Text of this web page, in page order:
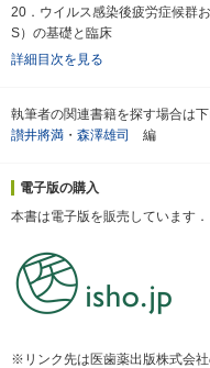
20．ウイルス感染後疲労症候群
S）の基礎と臨床
詳細目次を見る
執筆者の関連書籍を探す場合は
讃井將満 ・ 森澤雄司 編
電子版の購入
本書は電子版を販売しています．
※リンク先は医歯薬出版株式会